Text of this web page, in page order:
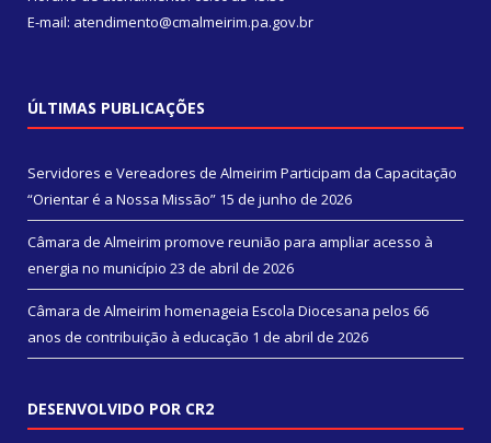
E-mail: atendimento@cmalmeirim.pa.gov.br
ÚLTIMAS PUBLICAÇÕES
Servidores e Vereadores de Almeirim Participam da Capacitação
“Orientar é a Nossa Missão” 15 de junho de 2026
Câmara de Almeirim promove reunião para ampliar acesso à
energia no município 23 de abril de 2026
Câmara de Almeirim homenageia Escola Diocesana pelos 66
anos de contribuição à educação 1 de abril de 2026
DESENVOLVIDO POR CR2